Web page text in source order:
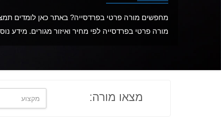
מחפשים מורה פרטי בפרדסייה? באתר כאן לומדים
מורה פרטי בפרדסייה לפי מחיר ואיזור מגורים. מידע
מצאו מורה: